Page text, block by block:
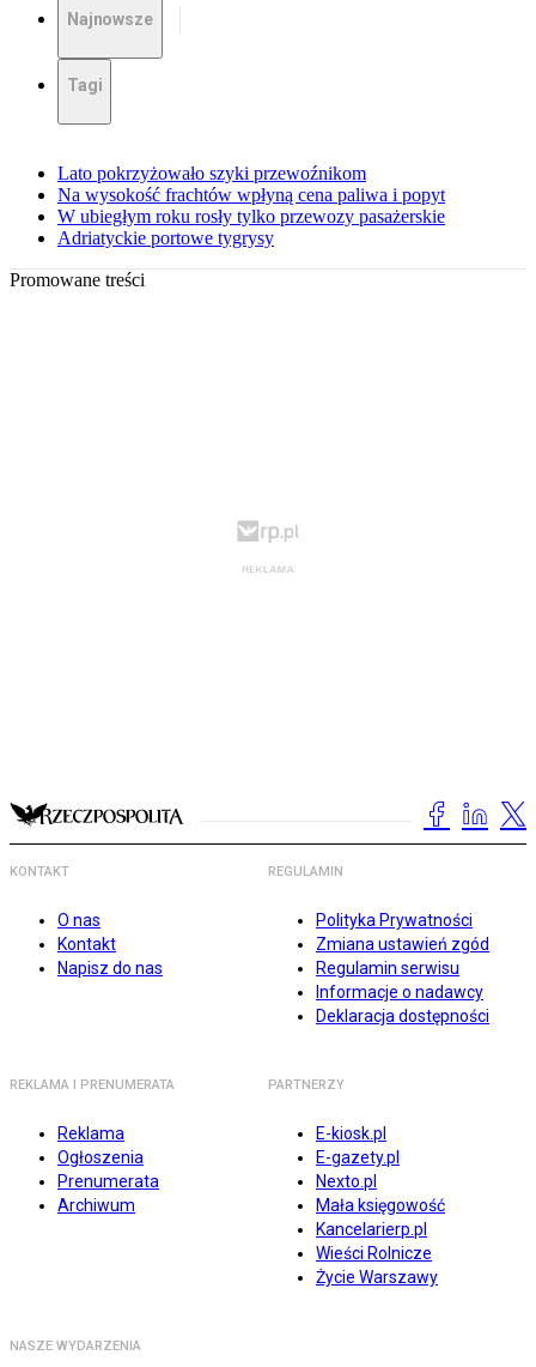
Najnowsze
Tagi
Lato pokrzyżowało szyki przewoźnikom
Na wysokość frachtów wpłyną cena paliwa i popyt
W ubiegłym roku rosły tylko przewozy pasażerskie
Adriatyckie portowe tygrysy
Promowane treści
KONTAKT
O nas
Kontakt
Napisz do nas
REGULAMIN
Polityka Prywatności
Zmiana ustawień zgód
Regulamin serwisu
Informacje o nadawcy
Deklaracja dostępności
REKLAMA I PRENUMERATA
Reklama
Ogłoszenia
Prenumerata
Archiwum
PARTNERZY
E-kiosk.pl
E-gazety.pl
Nexto.pl
Mała księgowość
Kancelarierp.pl
Wieści Rolnicze
Życie Warszawy
NASZE WYDARZENIA